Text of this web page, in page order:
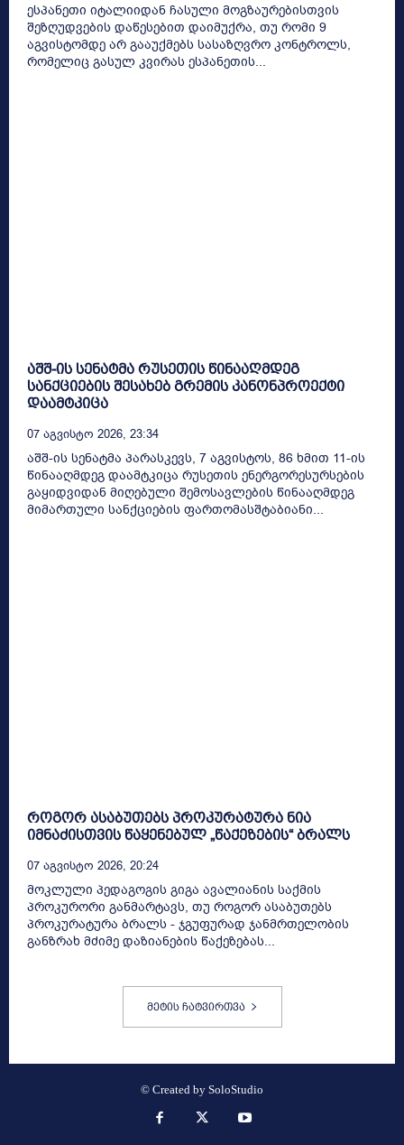
ესპანეთი იტალიიდან ჩასული მოგზაურებისთვის
შეზღუდვების დაწესებით დაიმუქრა, თუ რომი 9
აგვისტომდე არ გააუქმებს სასაზღვრო კონტროლს,
რომელიც გასულ კვირას ესპანეთის...
აშშ-ის სენატმა რუსეთის წინააღმდეგ
სანქციების შესახებ გრემის კანონპროექტი
დაამტკიცა
07 Აგვისტო 2026, 23:34
აშშ-ის სენატმა პარასკევს, 7 აგვისტოს, 86 ხმით 11-ის
წინააღმდეგ დაამტკიცა რუსეთის ენერგორესურსების
გაყიდვიდან მიღებული შემოსავლების წინააღმდეგ
მიმართული სანქციების ფართომასშტაბიანი...
როგორ ასაბუთებს პროკურატურა ნია
იმნაძისთვის წაყენებულ „წაქეზების“ ბრალს
07 Აგვისტო 2026, 20:24
მოკლული პედაგოგის გიგა ავალიანის საქმის
პროკურორი განმარტავს, თუ როგორ ასაბუთებს
პროკურატურა ბრალს - ჯგუფურად ჯანმრთელობის
განზრახ მძიმე დაზიანების წაქეზებას...
მეტის ჩატვირთვა
© Created by SoloStudio